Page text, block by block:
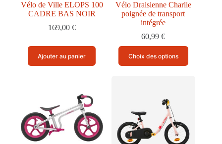
Vélo de Ville ELOPS 100
CADRE BAS NOIR
169,00 €
Ajouter au panier
Vélo Draisienne Charlie
poignée de transport
intégrée
60,99€
Choix des options
produit
a
options
peuvent
être
choisies
sur